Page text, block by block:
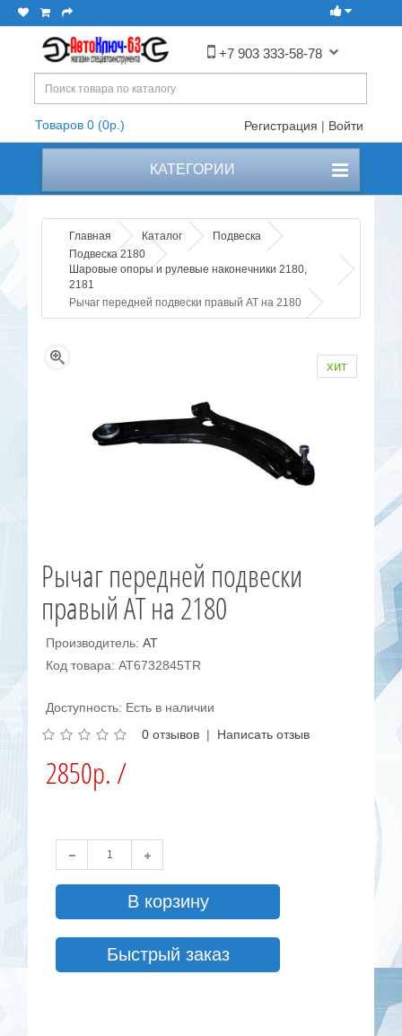
+7 903 333-58-78
Товаров 0 (0р.) Регистрация | Войти
КАТЕГОРИИ
Главная Каталог
Подвеска
Подвеска 2180
Шаровые опоры и рулевые наконечники 2180,
2181
Рычаг передней подвески правый AT на 2180
хит
Рычаг передней подвески
правый AT на 2180
Производитель:AT
Код товара: AT6732845TR
Доступность: Есть в наличии
0 отзывов | Написать отзыв
2850р. /
В корзину
Быстрый заказ